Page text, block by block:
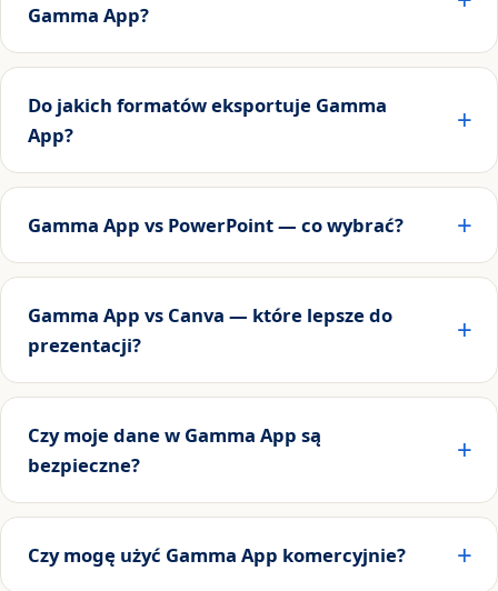
Gamma App?
Do jakich formatów eksportuje Gamma
App?
Gamma App vs PowerPoint — co wybrać?
Gamma App vs Canva — które lepsze do
prezentacji?
Czy moje dane w Gamma App są
bezpieczne?
Czy mogę użyć Gamma App komercyjnie?